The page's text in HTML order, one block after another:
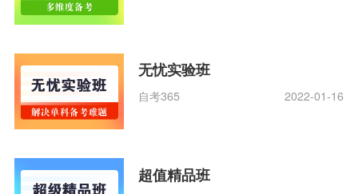
无忧实验班
自考365 2022-01-16
超值精品班